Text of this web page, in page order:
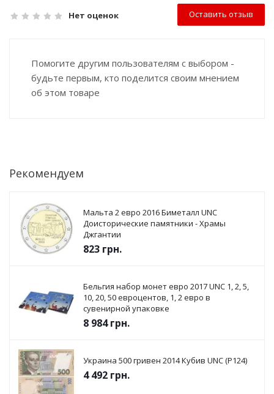
Нет оценок Оставить отзыв
Помогите другим пользователям с выбором -
будьте первым, кто поделится своим мнением
об этом товаре
Рекомендуем
Мальта 2 евро 2016 Биметалл UNC
Доисторические памятники - Храмы
Джгантии
823 грн.
Бельгия набор монет евро 2017 UNC 1, 2, 5,
10, 20, 50 евроцентов, 1, 2 евро в
сувенирной упаковке
8 984грн.
Украина 500 гривен 2014 Кубив UNC (P124)
4 492 грн.